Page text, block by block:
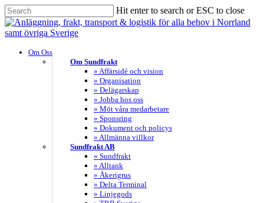
Skip
to
main
Hit enter to search or ESC to close
Close
Search
search
Menu
Om Oss
Om Sundfrakt
» Affärsidé och vision
» Organisation
» Delägarskap
» Jobba hos oss
» Möt våra medarbetare
» Sponsring
» Dokument och policys
» Allmänna villkor
Sundfrakt AB
» Sundfrakt
» Alltank
» Åkerigrus
» Delta Terminal
» Linjegods